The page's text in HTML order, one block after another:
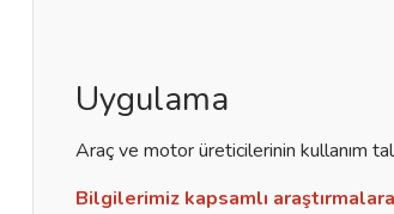
Uygulama
Araç ve motor üreticilerinin kullanım
Bilgilerimiz kapsamlı